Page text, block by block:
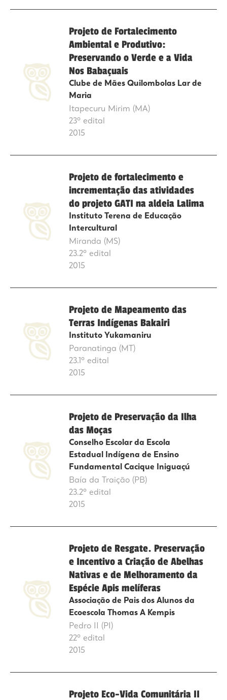
Projeto de Fortalecimento
Ambiental e Produtivo:
Preservando o Verde e a Vida
Nos Babaçuais
Clube de Mães Quilombolas Lar de
Maria
Itapecuru Mirim (MA)
23º edital
2015
Projeto de fortalecimento e
incrementação das atividades
do projeto GATI na aldeia Lalima
Instituto Terena de Educação
Intercultural
Miranda (MS)
23.2º edital
2015
Projeto de Mapeamento das
Terras Indígenas Bakairi
Instituto Yukamaniru
Paranatinga (MT)
23.1º edital
2015
Projeto de Preservação da Ilha
das Moças
Conselho Escolar da Escola
Estadual Indígena de Ensino
Fundamental Cacique Iniguaçú
Baía da Traição (PB)
23.2º edital
2015
Projeto de Resgate. Preservação
e Incentivo a Criação de Abelhas
Nativas e de Melhoramento da
Espécie Apis melíferas
Associação de Pais dos Alunos da
Ecoescola Thomas A Kempis
Pedro II (PI)
22º edital
2015
Projeto Eco-Vida Comunitária II